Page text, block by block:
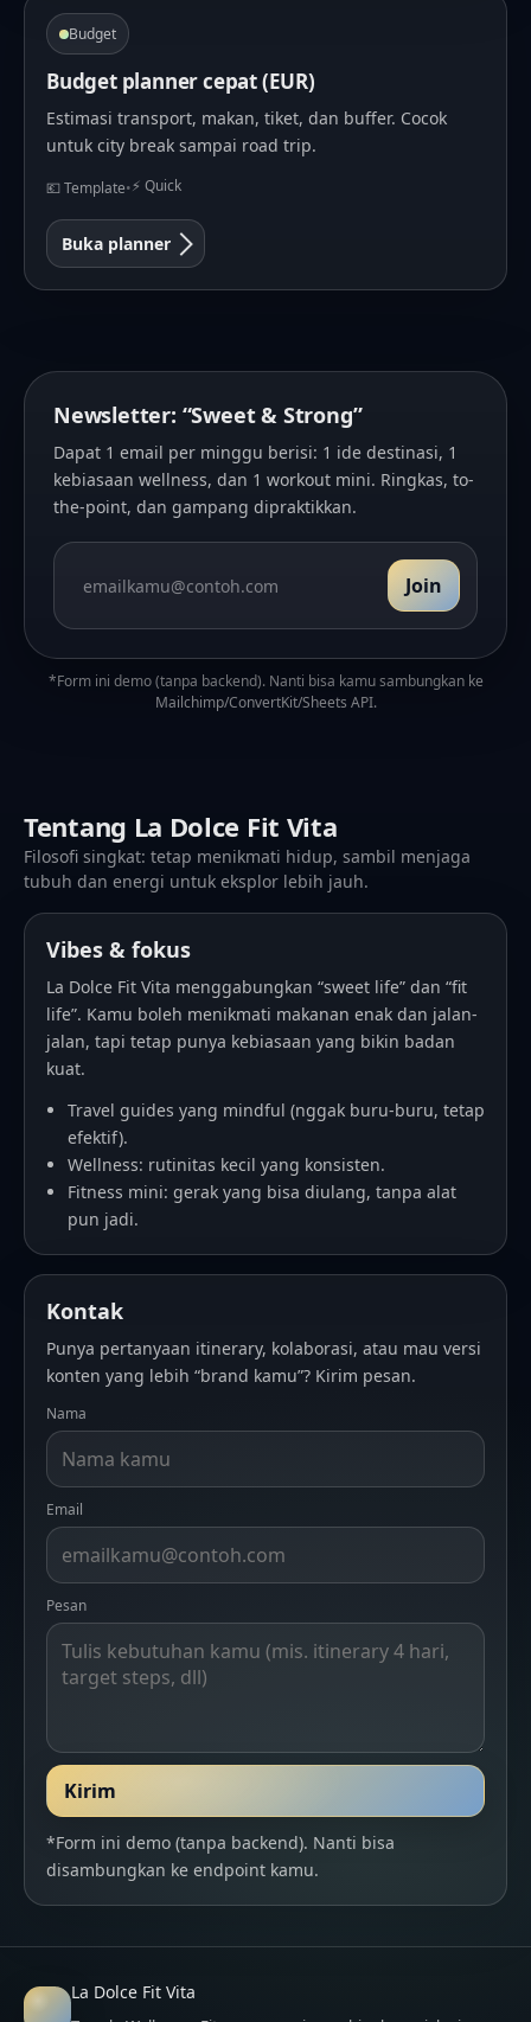
Budget
Budget planner cepat (EUR)
Estimasi transport, makan, tiket, dan buffer. Cocok
untuk city break sampai road trip.
💶 Template•⚡ Quick
Buka planner
Newsletter: “Sweet & Strong”
Dapat 1 email per minggu berisi: 1 ide destinasi, 1
kebiasaan wellness, dan 1 workout mini. Ringkas, to-
the-point, dan gampang dipraktikkan.
Email Join
*Form ini demo (tanpa backend). Nanti bisa kamu sambungkan ke
Mailchimp/ConvertKit/Sheets API.
Tentang La Dolce Fit Vita
Filosofi singkat: tetap menikmati hidup, sambil menjaga
tubuh dan energi untuk eksplor lebih jauh.
Vibes & fokus
La Dolce Fit Vita menggabungkan “sweet life” dan “fit
life”. Kamu boleh menikmati makanan enak dan jalan-
jalan, tapi tetap punya kebiasaan yang bikin badan
kuat.
Travel guides yang mindful (nggak buru-buru, tetap
efektif).
Wellness: rutinitas kecil yang konsisten.
Fitness mini: gerak yang bisa diulang, tanpa alat
pun jadi.
Kontak
Punya pertanyaan itinerary, kolaborasi, atau mau versi
konten yang lebih “brand kamu”? Kirim pesan.
Nama
Email
Pesan
Kirim
*Form ini demo (tanpa backend). Nanti bisa
disambungkan ke endpoint kamu.
La Dolce Fit Vita